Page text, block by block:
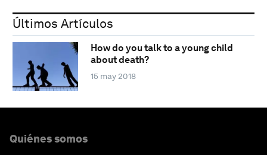
Últimos Artículos
How do you talk to a young child
about death?
15 may 2018
Quiénes somos